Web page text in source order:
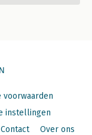
voorwaarden
instellingen
Over ons